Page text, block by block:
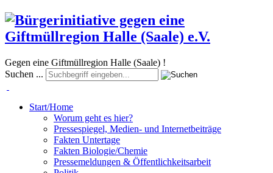
Gegen eine Giftmüllregion Halle (Saale) !
Suchen ...
Start/Home
Worum geht es hier?
Pressespiegel, Medien- und Internetbeiträge
Fakten Untertage
Fakten Biologie/Chemie
Pressemeldungen & Öffentlichkeitsarbeit